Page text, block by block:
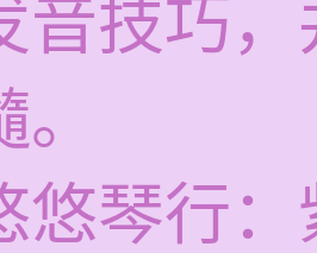
音技巧
悠琴行